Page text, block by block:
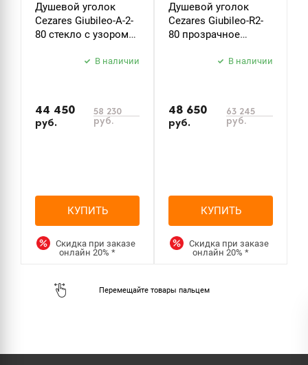
Душевой уголок
Cezares Giubileo-A-2-
80 стекло с узором
В наличии
44 450
руб.
58 230
руб.
КУПИТЬ
Скидка при заказе
онлайн20%*
Душевой уголок
Cezares Giubileo-R2-
80 прозрачное
В наличии
48 650
руб.
63 245
руб.
КУПИТЬ
Скидка при заказе
онлайн20%*